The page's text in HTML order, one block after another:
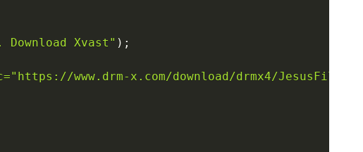
Xvast" ) ;
www.drm-x.com/download/drmx4/